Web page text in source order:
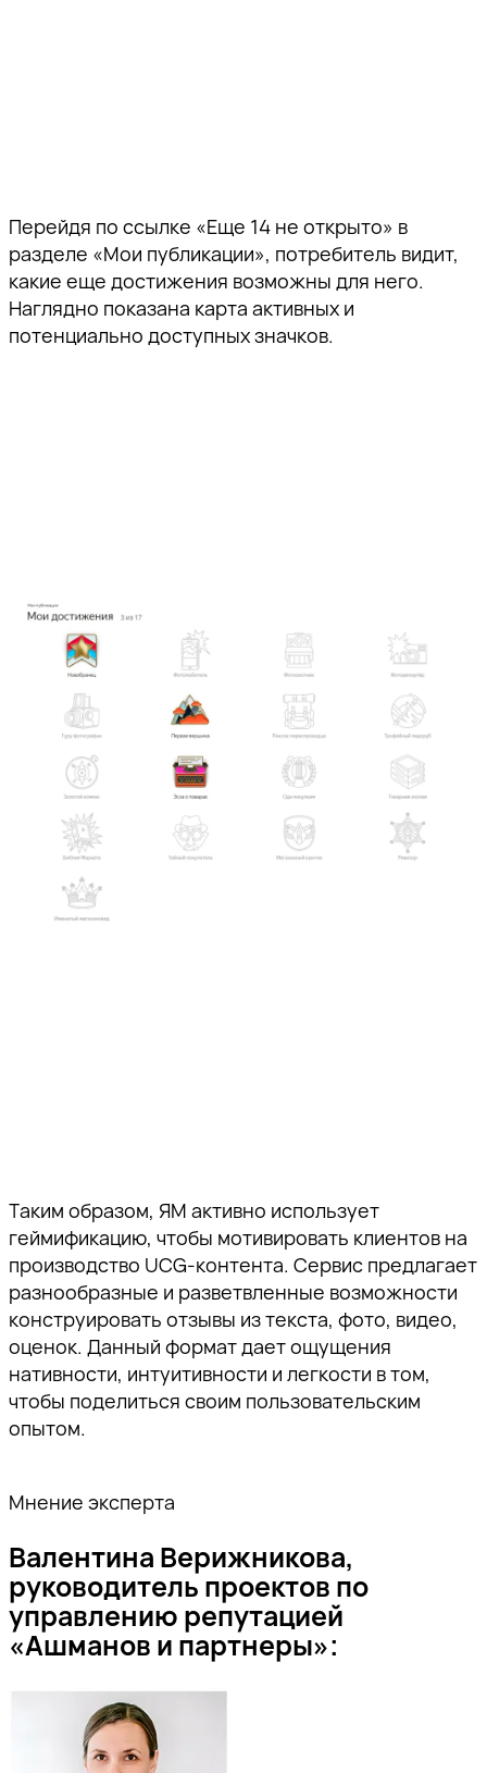
Перейдя по ссылке «Еще 14 не открыто» в
разделе «Мои публикации», потребитель видит,
какие еще достижения возможны для него.
Наглядно показана карта активных и
потенциально доступных значков.
Таким образом, ЯМ активно использует
геймификацию, чтобы мотивировать клиентов на
производство UCG-контента. Сервис предлагает
разнообразные и разветвленные возможности
конструировать отзывы из текста, фото, видео,
оценок. Данный формат дает ощущения
нативности, интуитивности и легкости в том,
чтобы поделиться своим пользовательским
опытом.
Мнение эксперта
Валентина Верижникова,
руководитель проектов по
управлению репутацией
«Ашманов и партнеры»: